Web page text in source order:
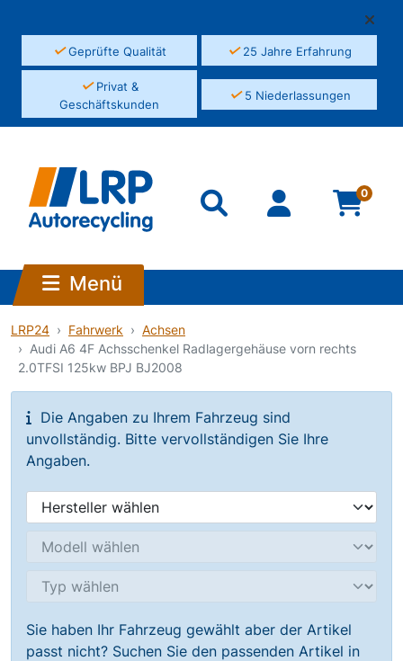
✓Geprüfte Qualität ✓25 Jahre Erfahrung
✓Privat &
Geschäftskunden
✓5 Niederlassungen
0
Menü
LRP24 Fahrwerk
Achsen
Audi A6 4F Achsschenkel Radlagergehäuse vorn rechts
2.0TFSI 125kw BPJ BJ2008
Die Angaben zu Ihrem Fahrzeug sind
unvollständig. Bitte vervollständigen Sie Ihre
Angaben.
Sie haben Ihr Fahrzeug gewählt aber der Artikel
passt nicht? Suchen Sie den passenden Artikel in